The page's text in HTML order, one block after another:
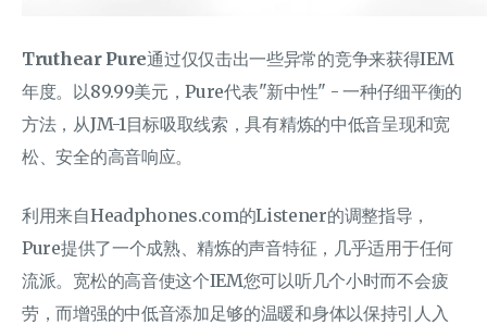
Truthear Pure通过仅仅击出一些异常的竞争来获得IEM
年度。以89.99美元，Pure代表"新中性" - 一种仔细平衡的
方法，从JM-1目标吸取线索，具有精炼的中低音呈现和宽
松、安全的高音响应。
利用来自Headphones.com的Listener的调整指导，
Pure提供了一个成熟、精炼的声音特征，几乎适用于任何
流派。宽松的高音使这个IEM您可以听几个小时而不会疲
劳，而增强的中低音添加足够的温暖和身体以保持引人入